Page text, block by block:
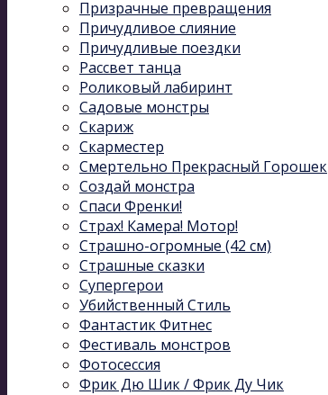
Призрачные превращения
Причудливое слияние
Причудливые поездки
Рассвет танца
Роликовый лабиринт
Садовые монстры
Скариж
Скарместер
Смертельно Прекрасный Горошек
Создай монстра
Спаси Френки!
Страх! Камера! Мотор!
Страшно-огромные (42 см)
Страшные сказки
Супергерои
Убийственный Стиль
Фантастик Фитнес
Фестиваль монстров
Фотосессия
Фрик Дю Шик / Фрик Ду Чик